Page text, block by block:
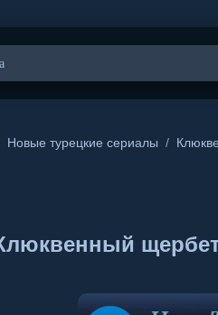
Новые турецкие сериалы /
щербет